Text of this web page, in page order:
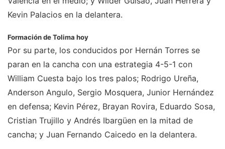
Kevin Palacios en la delantera.
Formación de Tolima hoy
Por su parte, los conducidos por Hernán Torres se
paran en la cancha con una estrategia 4-5-1 con
William Cuesta bajo los tres palos; Rodrigo Ureña,
Anderson Angulo, Sergio Mosquera, Junior Hernández
en defensa; Kevin Pérez, Brayan Rovira, Eduardo Sosa,
Cristian Trujillo y Andrés Ibargüen en la mitad de
cancha; y Juan Fernando Caicedo en la delantera.